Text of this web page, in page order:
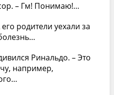
– Гм! Понимаю!…
родители уехали за
Ринальдо. – Это
например,